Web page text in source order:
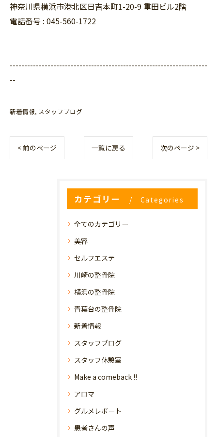
神奈川県横浜市港北区日吉本町1-20-9 重田ビル2階
電話番号 : 045-560-1722
--------------------------------------------------------------------
--
新着情報 スタッフブログ
< 前のページ 一覧に戻る 次のページ >
カテゴリー Categories
全てのカテゴリー
美容
セルフエステ
川崎の整骨院
横浜の整骨院
青葉台の整骨院
新着情報
スタッフブログ
スタッフ休憩室
Make a comeback !!
アロマ
グルメレポート
患者さんの声